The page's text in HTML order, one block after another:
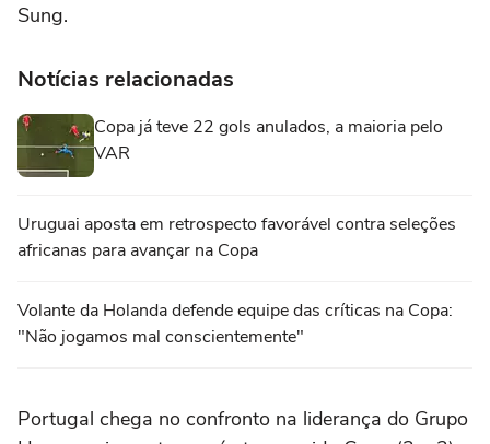
Sung.
Notícias relacionadas
Copa já teve 22 gols anulados, a maioria pelo
VAR
Uruguai aposta em retrospecto favorável contra seleções
africanas para avançar na Copa
Volante da Holanda defende equipe das críticas na Copa:
"Não jogamos mal conscientemente"
Portugal chega no confronto na liderança do Grupo